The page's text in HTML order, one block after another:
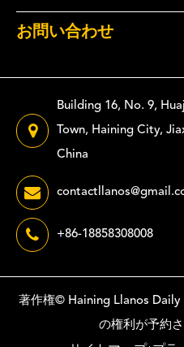
お問い合わせ
Building 16, No. 9,
Town, Haining City,
China
+86-18858308008
著作権© Haining Llanos
の権利が予約